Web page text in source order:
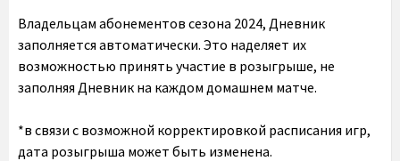
Владельцам абонементов сезона 2024, Дневник
заполняется автоматически. Это наделяет их
возможностью принять участие в розыгрыше, не
заполняя Дневник на каждом домашнем матче.
*в связи с возможной корректировкой расписания игр,
дата розыгрыша может быть изменена.